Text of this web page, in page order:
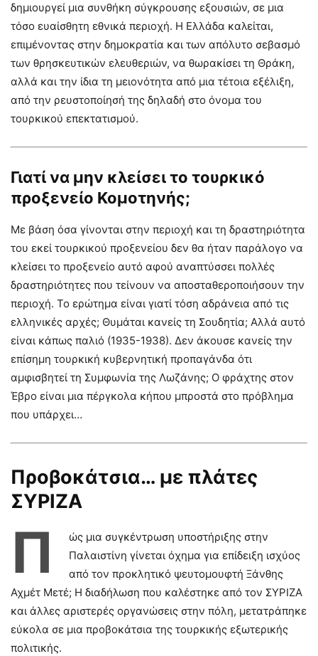
δημιουργεί μια συνθήκη σύγκρουσης εξουσιών, σε μια
τόσο ευαίσθητη εθνικά περιοχή. Η Ελλάδα καλείται,
επιμένοντας στην δημοκρατία και των απόλυτο σεβασμό
των θρησκευτικών ελευθεριών, να θωρακίσει τη Θράκη,
αλλά και την ίδια τη μειονότητα από μια τέτοια εξέλιξη,
από την ρευστοποίησή της δηλαδή στο όνομα του
τουρκικού επεκτατισμού.
Γιατί να μην κλείσει το τουρκικό
προξενείο Κομοτηνής;
Με βάση όσα γίνονται στην περιοχή και τη δραστηριότητα
του εκεί τουρκικού προξενείου δεν θα ήταν παράλογο να
κλείσει το προξενείο αυτό αφού αναπτύσσει πολλές
δραστηριότητες που τείνουν να αποσταθεροποιήσουν την
περιοχή. Το ερώτημα είναι γιατί τόση αδράνεια από τις
ελληνικές αρχές; Θυμάται κανείς τη Σουδητία; Αλλά αυτό
είναι κάπως παλιό (1935-1938). Δεν άκουσε κανείς την
επίσημη τουρκική κυβερνητική προπαγάνδα ότι
αμφισβητεί τη Συμφωνία της Λωζάνης; Ο φράχτης στον
Έβρο είναι μια πέργκολα κήπου μπροστά στο πρόβλημα
που υπάρχει…
Προβοκάτσια… με πλάτες
ΣΥΡΙΖΑ
Π
ώς μια συγκέντρωση υποστήριξης στην
Παλαιστίνη γίνεται όχημα για επίδειξη ισχύος
από τον προκλητικό ψευτομουφτή Ξάνθης
Αχμέτ Μετέ; Η διαδήλωση που καλέστηκε από τον ΣΥΡΙΖΑ
και άλλες αριστερές οργανώσεις στην πόλη, μετατράπηκε
εύκολα σε μια προβοκάτσια της τουρκικής εξωτερικής
πολιτικής.